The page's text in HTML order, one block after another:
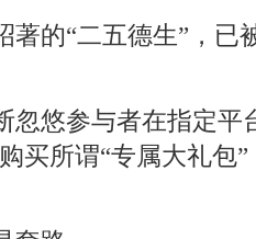
著的“二五德生”，已
忽悠参与者在指定平
买所谓“专属大礼包